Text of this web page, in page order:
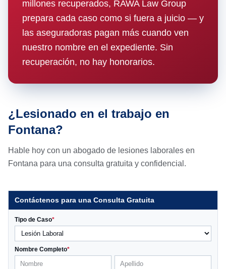
millones recuperados, RAWA Law Group
prepara cada caso como si fuera a juicio — y
las aseguradoras pagan más cuando ven
nuestro nombre en el expediente. Sin
recuperación, no hay honorarios.
¿Lesionado en el trabajo en
Fontana?
Hable hoy con un abogado de lesiones laborales en
Fontana para una consulta gratuita y confidencial.
Contáctenos para una Consulta Gratuita
Tipo de Caso*
Nombre Completo*